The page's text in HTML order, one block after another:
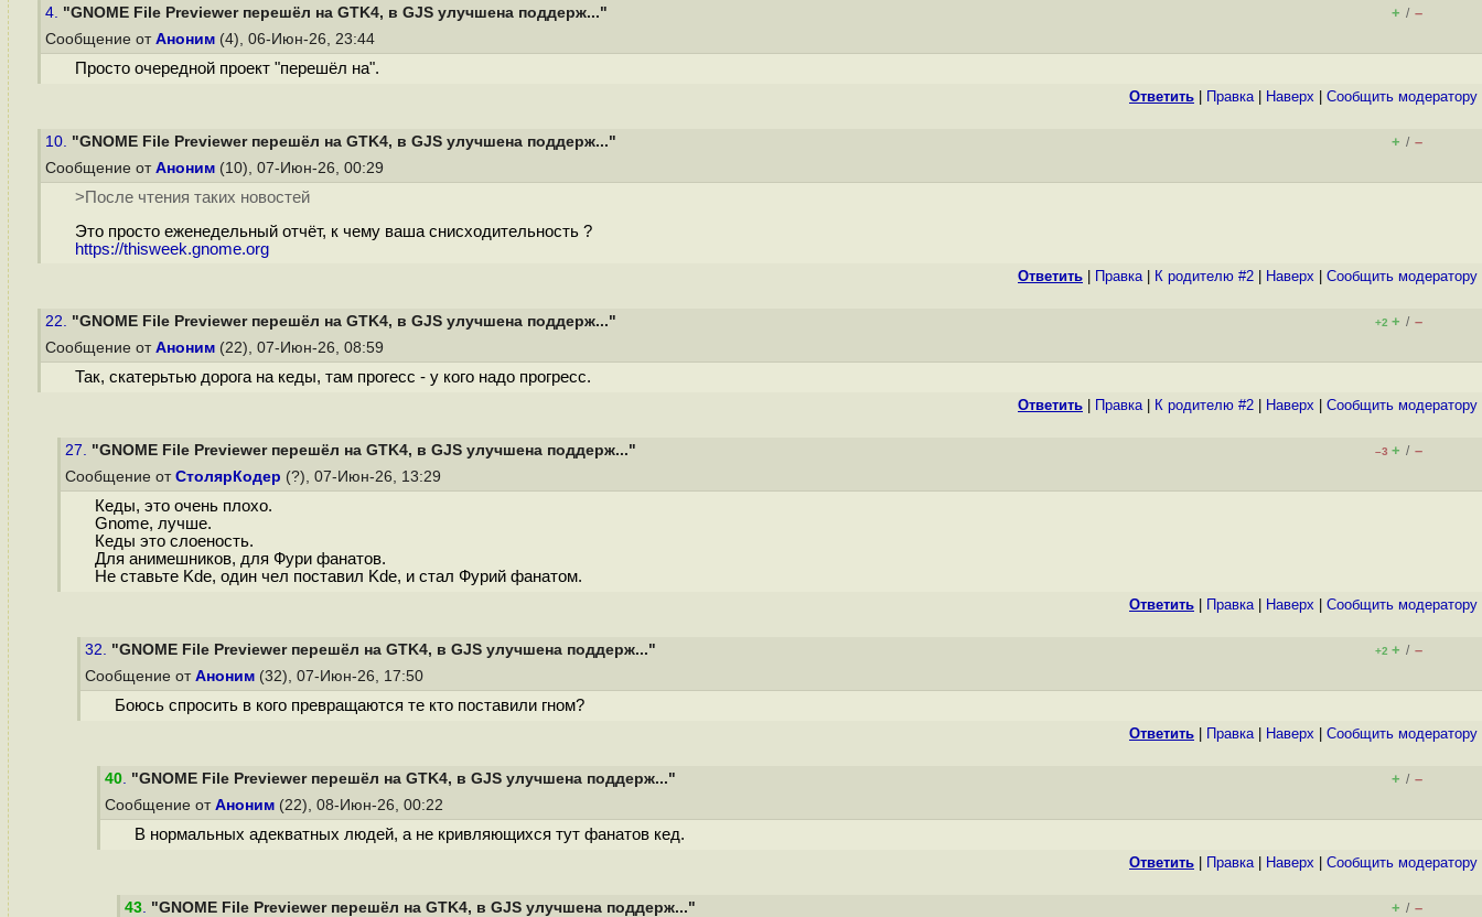
4. "GNOME File Previewer перешёл на GTK4, в GJS улучшена поддерж..." + / –
Сообщение от Аноним (4), 06-Июн-26, 23:44
Просто очередной проект "перешёл на".
Ответить Правка| Наверх Cообщить модератору
10. "GNOME File Previewer перешёл на GTK4, в GJS улучшена поддерж..." + / –
Сообщение от Аноним (10), 07-Июн-26, 00:29
>После чтения таких новостей
Это просто еженедельный отчёт, к чему ваша снисходительность ?
https://thisweek.gnome.org
Ответить Правка| К родителю #2 Наверх Cообщить модератору
22. "GNOME File Previewer перешёл на GTK4, в GJS улучшена поддерж..." +2 + / –
Сообщение от Аноним (22), 07-Июн-26, 08:59
Так, скатерьтью дорога на кеды, там прогесс - у кого надо прогресс.
Ответить Правка| К родителю #2 Наверх Cообщить модератору
27. "GNOME File Previewer перешёл на GTK4, в GJS улучшена поддерж..." –3 + / –
Сообщение от СтолярКодер (?), 07-Июн-26, 13:29
Кеды, это очень плохо.
Gnome, лучше.
Кеды это слоеность.
Для анимешников, для Фури фанатов.
Не ставьте Kde, один чел поставил Kde, и стал Фурий фанатом.
Ответить Правка| Наверх Cообщить модератору
32. "GNOME File Previewer перешёл на GTK4, в GJS улучшена поддерж..." +2 + / –
Сообщение от Аноним (32), 07-Июн-26, 17:50
Боюсь спросить в кого превращаются те кто поставили гном?
Ответить Правка| Наверх Cообщить модератору
40. "GNOME File Previewer перешёл на GTK4, в GJS улучшена поддерж..." + / –
Сообщение от Аноним (22), 08-Июн-26, 00:22
В нормальных адекватных людей, а не кривляющихся тут фанатов кед.
Ответить Правка| Наверх Cообщить модератору
43. "GNOME File Previewer перешёл на GTK4, в GJS улучшена поддерж..." + / –